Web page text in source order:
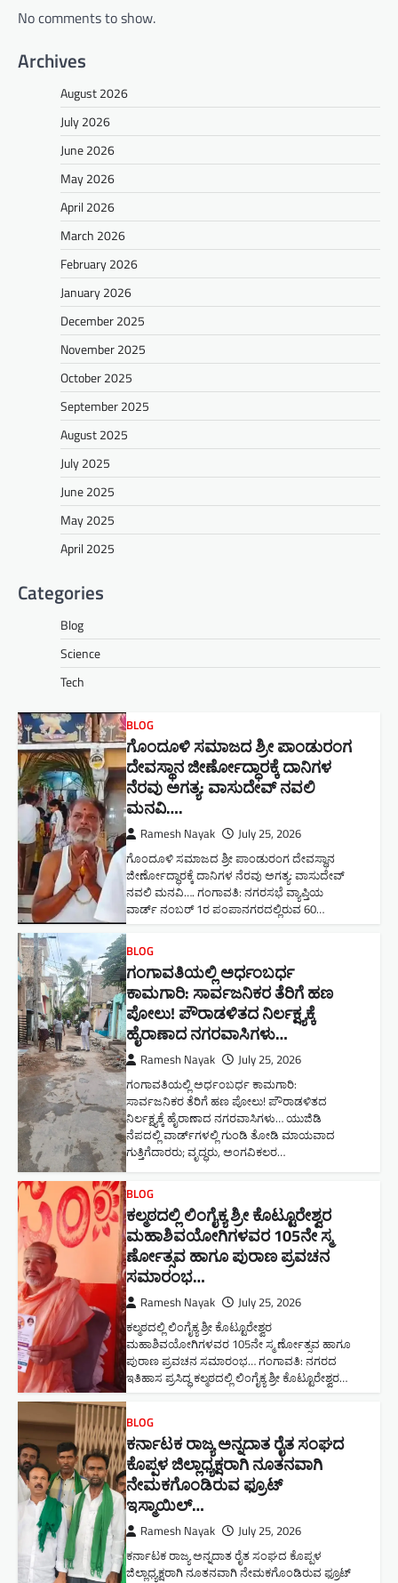
No comments to show.
Archives
August 2026
July 2026
June 2026
May 2026
April 2026
March 2026
February 2026
January 2026
December 2025
November 2025
October 2025
September 2025
August 2025
July 2025
June 2025
May 2025
April 2025
Categories
Blog
Science
Tech
BLOG
ಗೊಂದೂಳಿ ಸಮಾಜದ ಶ್ರೀ ಪಾಂಡುರಂಗ
ದೇವಸ್ಥಾನ ಜೀರ್ಣೋದ್ಧಾರಕ್ಕೆ ದಾನಿಗಳ
ನೆರವು ಅಗತ್ಯ: ವಾಸುದೇವ್ ನವಲಿ
ಮನವಿ​….
Ramesh Nayak July 25, 2026
ಗೊಂದೂಳಿ ಸಮಾಜದ ಶ್ರೀ ಪಾಂಡುರಂಗ ದೇವಸ್ಥಾನ
ಜೀರ್ಣೋದ್ಧಾರಕ್ಕೆ ದಾನಿಗಳ ನೆರವು ಅಗತ್ಯ: ವಾಸುದೇವ್
ನವಲಿ ಮನವಿ​…. ಗಂಗಾವತಿ: ​ನಗರಸಭೆ ವ್ಯಾಪ್ತಿಯ
ವಾರ್ಡ್ ನಂಬರ್ 1ರ ಪಂಪಾನಗರದಲ್ಲಿರುವ 60…
BLOG
ಗಂಗಾವತಿಯಲ್ಲಿ ಅರ್ಧಂಬರ್ಧ
ಕಾಮಗಾರಿ: ಸಾರ್ವಜನಿಕರ ತೆರಿಗೆ ಹಣ
ಪೋಲು! ಪೌರಾಡಳಿತದ ನಿರ್ಲಕ್ಷ್ಯಕ್ಕೆ
ಹೈರಾಣಾದ ನಗರವಾಸಿಗಳು​…
Ramesh Nayak July 25, 2026
ಗಂಗಾವತಿಯಲ್ಲಿ ಅರ್ಧಂಬರ್ಧ ಕಾಮಗಾರಿ:
ಸಾರ್ವಜನಿಕರ ತೆರಿಗೆ ಹಣ ಪೋಲು! ಪೌರಾಡಳಿತದ
ನಿರ್ಲಕ್ಷ್ಯಕ್ಕೆ ಹೈರಾಣಾದ ನಗರವಾಸಿಗಳು​… ಯುಜಿಡಿ
ನೆಪದಲ್ಲಿ ವಾರ್ಡ್‌ಗಳಲ್ಲಿ ಗುಂಡಿ ತೋಡಿ ಮಾಯವಾದ
ಗುತ್ತಿಗೆದಾರರು; ವೃದ್ಧರು, ಅಂಗವಿಕಲರ…
BLOG
ಕಲ್ಮಠದಲ್ಲಿ ಲಿಂಗೈಕ್ಯ ಶ್ರೀ ಕೊಟ್ಟೂರೇಶ್ವರ
ಮಹಾಶಿವಯೋಗಿಗಳವರ 105ನೇ ಸ್ಮ
ರ್ಣೋತ್ಸವ ಹಾಗೂ ಪುರಾಣ ಪ್ರವಚನ
ಸಮಾರಂಭ​…
Ramesh Nayak July 25, 2026
ಕಲ್ಮಠದಲ್ಲಿ ಲಿಂಗೈಕ್ಯ ಶ್ರೀ ಕೊಟ್ಟೂರೇಶ್ವರ
ಮಹಾಶಿವಯೋಗಿಗಳವರ 105ನೇ ಸ್ಮ ರ್ಣೋತ್ಸವ ಹಾಗೂ
ಪುರಾಣ ಪ್ರವಚನ ಸಮಾರಂಭ​… ಗಂಗಾವತಿ: ನಗರದ
ಇತಿಹಾಸ ಪ್ರಸಿದ್ಧ ಕಲ್ಮಠದಲ್ಲಿ ಲಿಂಗೈಕ್ಯ ಶ್ರೀ ಕೊಟ್ಟೂರೇಶ್ವರ…
BLOG
ಕರ್ನಾಟಕ ರಾಜ್ಯ ಅನ್ನದಾತ ರೈತ ಸಂಘದ
ಕೊಪ್ಪಳ ಜಿಲ್ಲಾಧ್ಯಕ್ಷರಾಗಿ ನೂತನವಾಗಿ
ನೇಮಕಗೊಂಡಿರುವ ಫ್ರೂಟ್
ಇಸ್ಮಾಯಿಲ್…
Ramesh Nayak July 25, 2026
ಕರ್ನಾಟಕ ರಾಜ್ಯ ಅನ್ನದಾತ ರೈತ ಸಂಘದ ಕೊಪ್ಪಳ
ಜಿಲ್ಲಾಧ್ಯಕ್ಷರಾಗಿ ನೂತನವಾಗಿ ನೇಮಕಗೊಂಡಿರುವ ಫ್ರೂಟ್